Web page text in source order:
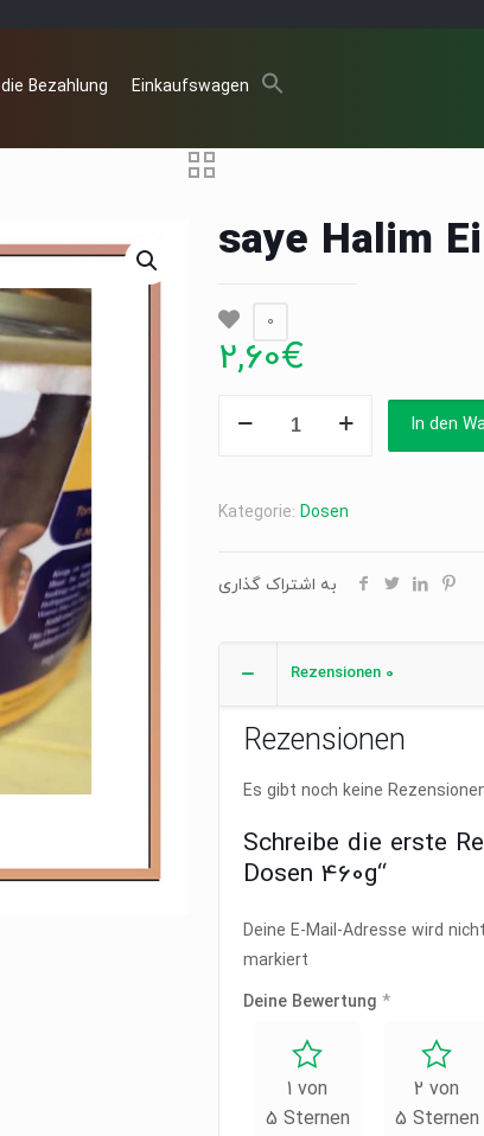
die Bezahlung Einkaufswagen
saye Halim
0
2,60€
Dosen
Menge
In den
Kategorie: Dosen
به اشتراک گذاری
Rezensionen 0
Rezensionen
Es gibt noch keine
Schreibe die erste
Dosen 460g“
Deine E-Mail-Adresse wird
markiert
Deine Bewertung *
1 von
5 Sternen
2 von
5 Sternen